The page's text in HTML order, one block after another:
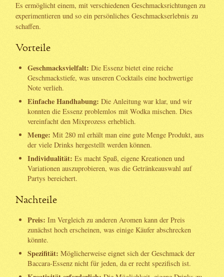
Es ermöglicht einem, mit verschiedenen Geschmacksrichtungen zu
experimentieren und so ein persönliches Geschmackserlebnis zu
schaffen.
Vorteile
Geschmacksvielfalt: Die Essenz bietet eine reiche
Geschmackstiefe, was unseren Cocktails eine hochwertige
Note verlieh.
Einfache Handhabung: Die Anleitung war klar, und wir
konnten die Essenz problemlos mit Wodka mischen. Dies
vereinfacht den Mixprozess erheblich.
Menge: Mit 280 ml erhält man eine gute Menge Produkt, aus
der viele Drinks hergestellt werden können.
Individualität: Es macht Spaß, eigene Kreationen und
Variationen auszuprobieren, was die Getränkeauswahl auf
Partys bereichert.
Nachteile
Preis: Im Vergleich zu anderen Aromen kann der Preis
zunächst hoch erscheinen, was einige Käufer abschrecken
könnte.
Spezifität: Möglicherweise eignet sich der Geschmack der
Baccara-Essenz nicht für jeden, da er recht spezifisch ist.